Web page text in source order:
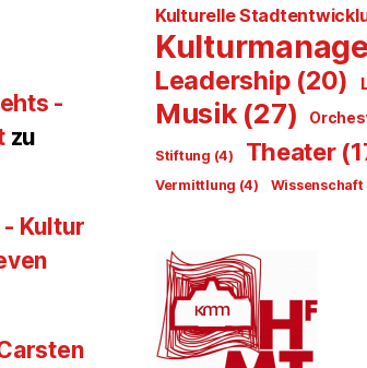
-
zu
Kultur
Kulturelle
Leadership (20)
Musik(27)
Stiftung (4) Theater
Vermittlung (4) Wissenschaft